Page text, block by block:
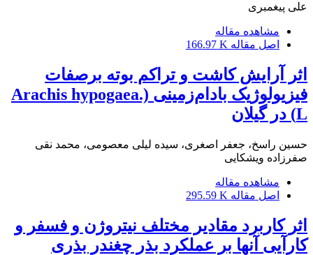
علی پیغمبری
مشاهده مقاله
اصل مقاله 166.97 K
اثر آرایش کاشت و تراکم بوته برصفات
فیزیولوژیک بادام‌زمینی (.Arachis hypogaea
L) در گیلان
حسین راسخ، جعفر اصغری، سیده لیلی معصومی، محمد نقی
صفرزاده ویشکایی
مشاهده مقاله
اصل مقاله 295.59 K
اثر کاربرد مقادیر مختلف نیتروژن و فسفر و
کارآیی آنها بر عملکرد بذر چغندر بذری